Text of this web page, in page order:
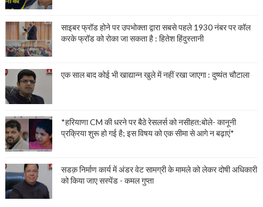
साइबर फ्रॉड होने पर उपभोक्ता द्वारा सबसे पहले 1930 नंबर पर कॉल
करके फ्रॉड को रोका जा सकता है : हितेश हिंदुस्तानी
एक साल बाद कोई भी खाद्यान्न खुले में नहीं रखा जाएगा : दुष्यंत चौटाला
*हरियाणा CM की धरने पर बैठे रेसलर्स को नसीहत:बोले- कानूनी
प्रक्रिया शुरू हो गई है; इस विषय को एक सीमा से आगे न बढ़ाएं*
सडक़ निर्माण कार्य में अंडर वेट सामग्री के मामले को लेकर दोषी अधिकारी
को किया जाए सस्पेंड - कमल गुप्ता